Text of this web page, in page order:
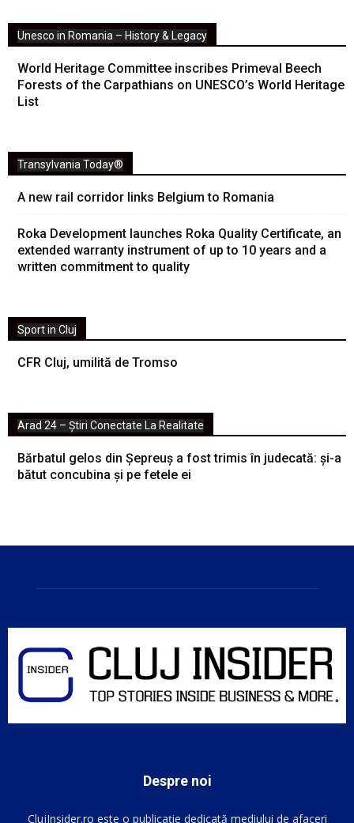
Unesco in Romania – History & Legacy
World Heritage Committee inscribes Primeval Beech
Forests of the Carpathians on UNESCO’s World Heritage
List
Transylvania Today®
A new rail corridor links Belgium to Romania
Roka Development launches Roka Quality Certificate, an
extended warranty instrument of up to 10 years and a
written commitment to quality
Sport in Cluj
CFR Cluj, umilită de Tromso
Arad 24 – Știri Conectate La Realitate
Bărbatul gelos din Șepreuș a fost trimis în judecată: și-a
bătut concubina și pe fetele ei
Despre noi
ClujInsider.ro este o publicație dedicată mediului de afaceri